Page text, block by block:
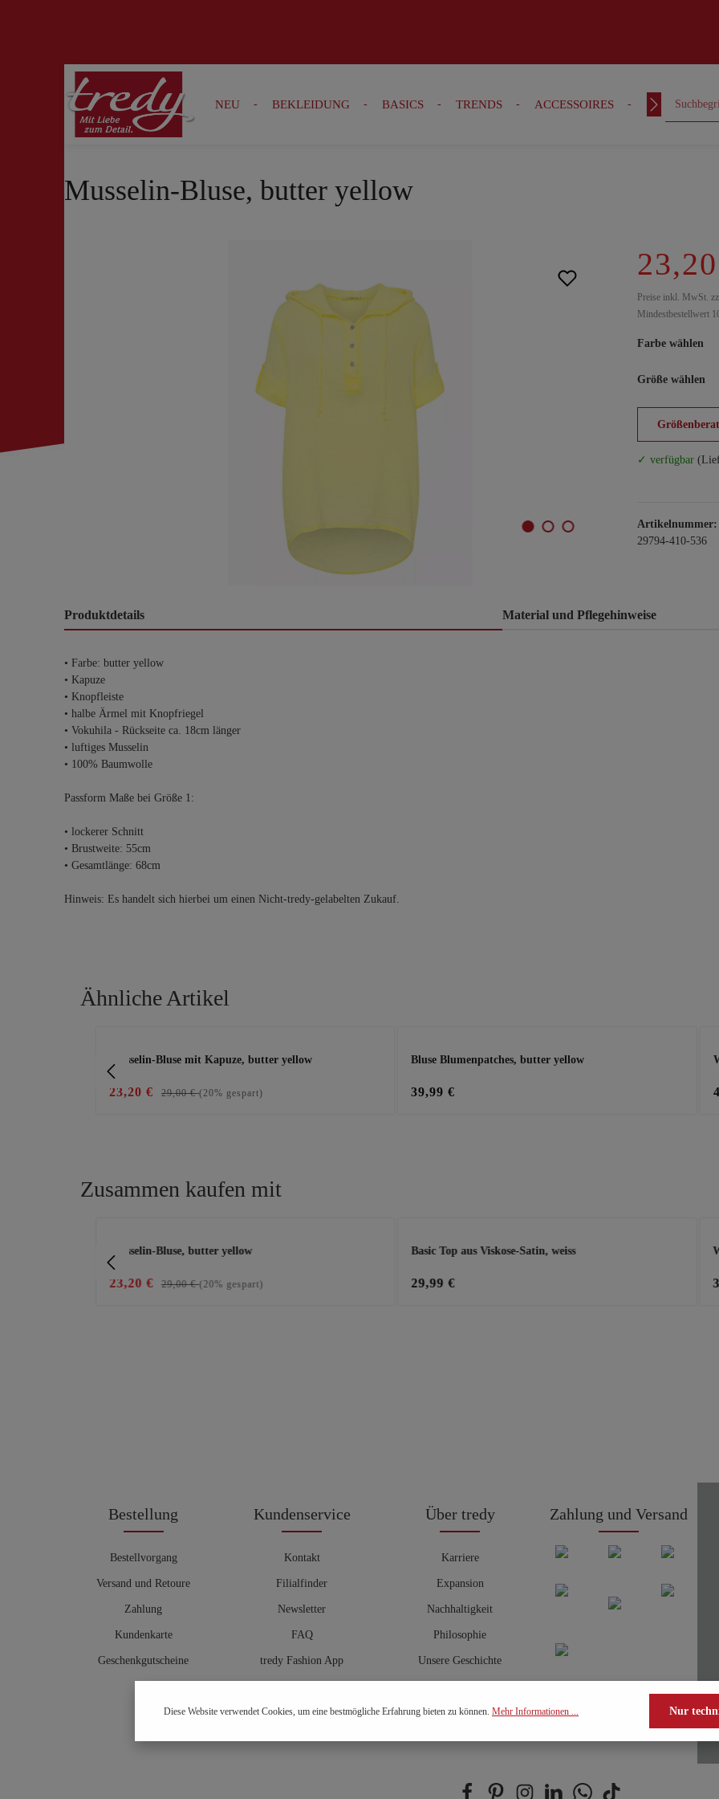
Zur Suche springen Zur Hauptnavigation springen
NEU BEKLEIDUNG BASICS TRENDS ACCESSOIRES OUTFITS
Musselin-Bluse, butter yellow
Preise inkl. MwSt.
Mindestbestellwert
Farbe wählen
Größe wählen
✓ verfügbar
Artikelnummer:
29794-410-536
Produktdetails Material und Pflegehinweise
• Farbe: butter yellow
• Kapuze
• Knopfleiste
• halbe Ärmel mit Knopfriegel
• Vokuhila - Rückseite ca. 18cm länger
• luftiges Musselin
• 100% Baumwolle
Passform Maße bei Größe 1:
• lockerer Schnitt
• Brustweite: 55cm
• Gesamtlänge: 68cm
Hinweis: Es handelt sich hierbei um einen Nicht-tredy-gelabelten Zukauf.
Ähnliche Artikel
Musselin-Bluse mit Kapuze, butter yellow
23,20 € 29,00 €(20% gespart)
Bluse Blumenpatches, butter yellow
39,99 €
Zusammen kaufen mit
Musselin-Bluse, butter yellow
23,20 € 29,00 €(20% gespart)
Basic Top aus Viskose-Satin, weiss
29,99 €
Bestellung
Bestellvorgang
Versand und Retoure
Zahlung
Kundenkarte
Geschenkgutscheine
Kundenservice
Kontakt
Filialfinder
Newsletter
FAQ
tredy Fashion App
Hosenberater
Über tredy
Karriere
Expansion
Nachhaltigkeit
Philosophie
Unsere Geschichte
Zahlung und Versand
Diese Website verwendet Cookies, um eine bestmögliche Erfahrung bieten zu können. Mehr Informationen ... Nur